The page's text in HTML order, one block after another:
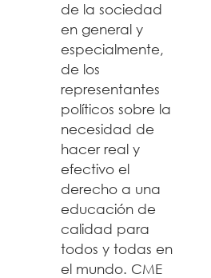
de la sociedad
en general y
especialmente,
de los
representantes
políticos sobre la
necesidad de
hacer real y
efectivo el
derecho a una
educación de
calidad para
todos y todas en
el mundo. CME